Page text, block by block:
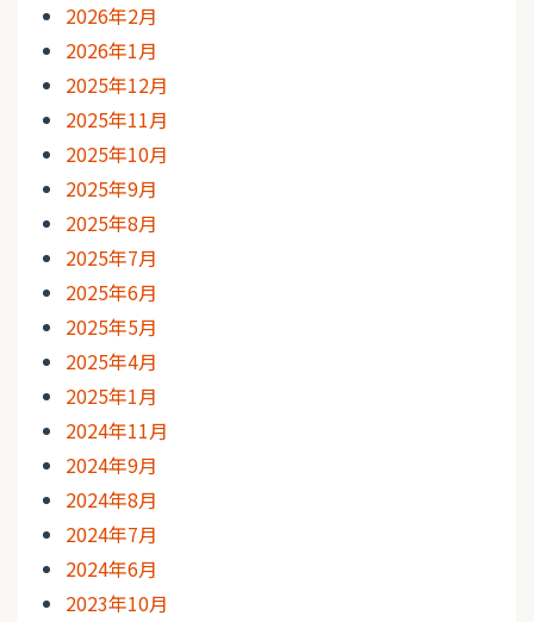
2026年2月
2026年1月
2025年12月
2025年11月
2025年10月
2025年9月
2025年8月
2025年7月
2025年6月
2025年5月
2025年4月
2025年1月
2024年11月
2024年9月
2024年8月
2024年7月
2024年6月
2023年10月